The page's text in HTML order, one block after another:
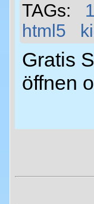
TAGs:
html5
Gratis
öffnen